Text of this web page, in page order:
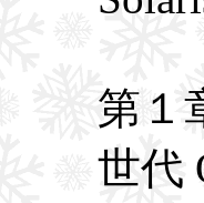
第１
世代